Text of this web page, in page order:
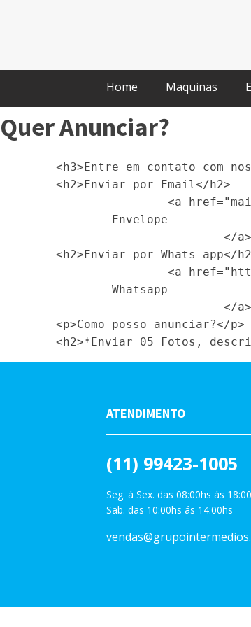
Home Maquinas
Quer Anunciar?
<h3>Entre em contato com
<h2>Enviar por Email</
<a
                Envelope
                                </a>
<h2>Enviar por Whats
<a
                Whatsapp
                                </a>
<p>Como posso
ATENDIMENTO
(11) 99423-1005
Seg. á Sex. das 08:00hs ás
Sab. das 10:00hs ás 14:00hs